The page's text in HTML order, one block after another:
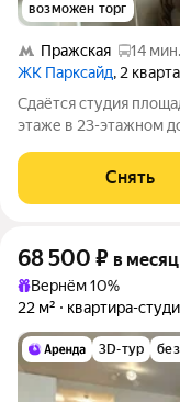
возможен торг
Пражская
14 мин.
ЖК Парксайд, 2
Сдаётся студия
этаже в 23-этажном
Холодильник Посудомоечная машина Микроволновка
Пылесос Дом -
Снять
68 500 ₽ в месяц
Вернём 10%
22 м²
квартира-
3D-тур